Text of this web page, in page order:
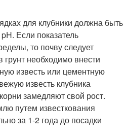
для клубники должна быть
Если показатель
то почву следует
грунт необходимо внести
известь или цементную
известь клубника
замедляют свой рост.
путем известкования
за 1-2 года до посадки